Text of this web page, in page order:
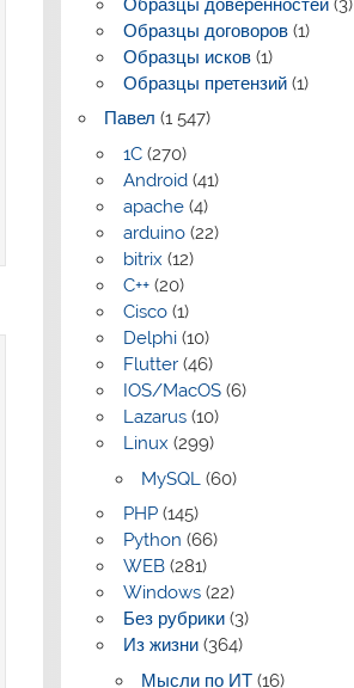
Образцы доверенностей(3)
Образцы договоров(1)
Образцы исков(1)
Образцы претензий(1)
Павел (1 547)
1C(270)
Android(41)
apache(4)
arduino(22)
bitrix (12)
C++(20)
Cisco(1)
Delphi(10)
Flutter(46)
IOS/MacOS(6)
Lazarus(10)
Linux (299)
MySQL(60)
PHP(145)
Python (66)
WEB(281)
Windows(22)
Без рубрики(3)
Из жизни(364)
Мысли по ИТ(16)